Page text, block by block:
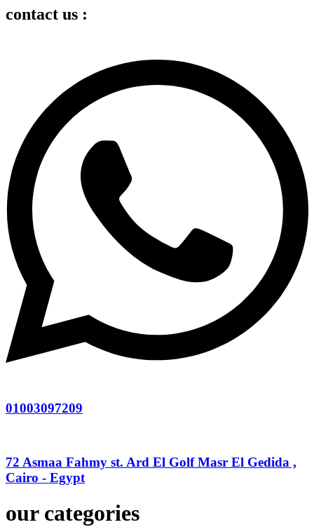
contact us :
01003097209
72 Asmaa Fahmy st. Ard El Golf Masr El Gedida ,
Cairo - Egypt
our categories